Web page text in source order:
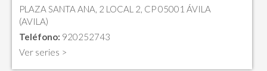
PLAZA SANTA ANA, 2 LOCAL 2, CP 05001 ÁVILA
(AVILA)
Teléfono: 920252743
Ver series >